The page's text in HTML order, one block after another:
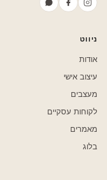
ניווט
אודות
עיצוב אישי
מעצבים
לקוחות עסקיים
מאמרים
בלוג